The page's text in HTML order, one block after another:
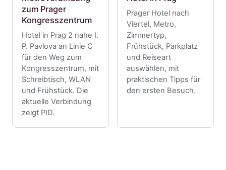
zum Prager
Kongresszentrum
Hotel in Prag 2 nahe I.
P. Pavlova an Linie C
für den Weg zum
Kongresszentrum, mit
Schreibtisch, WLAN
und Frühstück. Die
aktuelle Verbindung
zeigt PID.
Prager Hotel nach
Viertel, Metro,
Zimmertyp,
Frühstück, Parkplatz
und Reiseart
auswählen, mit
praktischen Tipps für
den ersten Besuch.